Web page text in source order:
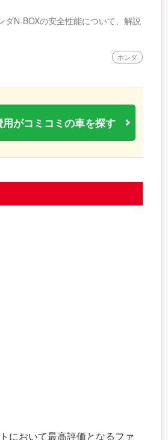
N-BOXの安全性能について、解説
ホンダ
がコミコミの車を探す
において最高評価となるファ